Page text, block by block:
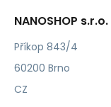
NANOSHOP s.r.o.
Příkop 843/4
60200 Brno
CZ